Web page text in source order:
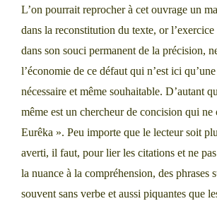
L’on pourrait reprocher à cet ouvrage un
dans la reconstitution du texte, or
dans son souci permanent de la précision,
l’économie de ce défaut qui n’est ici
nécessaire et même souhaitable. D’autant
même est un chercheur de concision qui ne
Eurêka ». Peu importe que le lecteur soit
averti, il faut, pour lier les citations et ne
la nuance à la compréhension, des phrases
souvent sans verbe et aussi piquantes que